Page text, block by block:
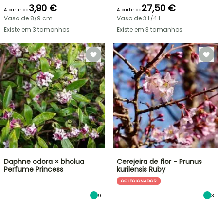
A partir de3,90 €
Vaso de 8/9 cm
Existe em 3 tamanhos
A partir de27,50 €
Vaso de 3 L/4 L
Existe em 3 tamanhos
Daphne odora × bholua
Perfume Princess
9
Cerejeira de flor - Prunus
kurilensis Ruby
COLECIONADOR
3